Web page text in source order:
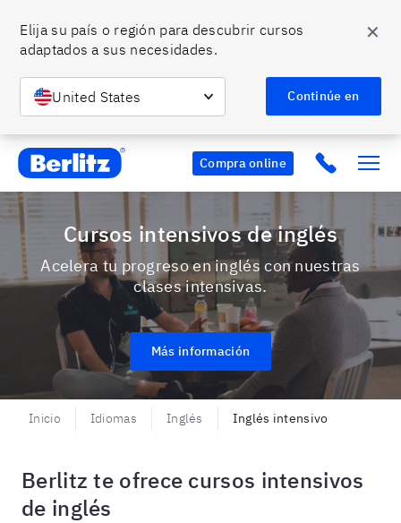
Elija su país o región para descubrir cursos
adaptados a sus necesidades.
United States Continúe en
✕
Berlitz CO Compra online Click to
Cursos intensivos de inglés
Acelera tu progreso en inglés con nuestras
clases intensivas.
Más información
Inicio Idiomas Inglés Inglés intensivo
Berlitz te ofrece cursos intensivos
de inglés